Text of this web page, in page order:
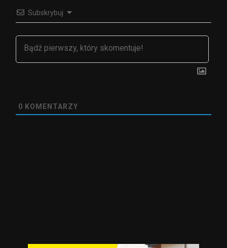
Subskrybuj
0 KOMENTARZY